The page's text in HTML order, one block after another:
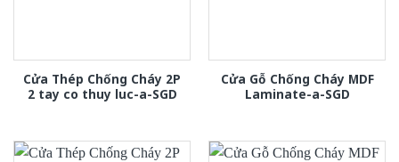
Cửa Thép Chống Cháy 2P
2 tay co thuy luc-a-SGD
Cửa Gỗ Chống Cháy MDF
Laminate-a-SGD